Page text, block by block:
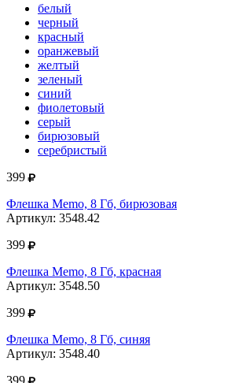
белый
черный
красный
оранжевый
желтый
зеленый
синий
фиолетовый
серый
бирюзовый
серебристый
399
Флешка Memo, 8 Гб, бирюзовая
Артикул: 3548.42
399
Флешка Memo, 8 Гб, красная
Артикул: 3548.50
399
Флешка Memo, 8 Гб, синяя
Артикул: 3548.40
399